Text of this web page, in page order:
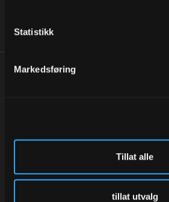
Statistikk
Markedsføring
Tillat alle
tillat utvalg
Wirgenes vei 15
3157 Barkåker
+47 333 00 610
post@ludvigsen.no